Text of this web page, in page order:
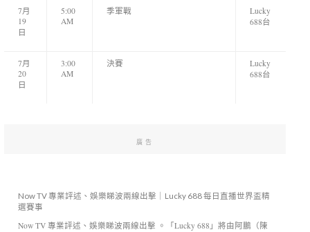
7月
19
日
5:00
AM
季軍戰
Lucky
688台
7月
20
日
3:00
AM
決賽
Lucky
688台
廣告
Now TV 專業評述、娛樂睇波兩線出擊｜Lucky 688 每日直播世界盃精
選賽事
Now TV 專業評述、娛樂睇波兩線出擊 。「Lucky 688」將由阿鵬（陳